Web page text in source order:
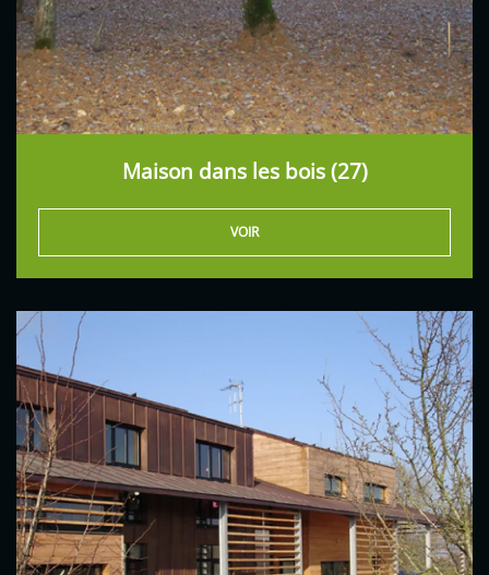
Maison dans les bois (27)
VOIR